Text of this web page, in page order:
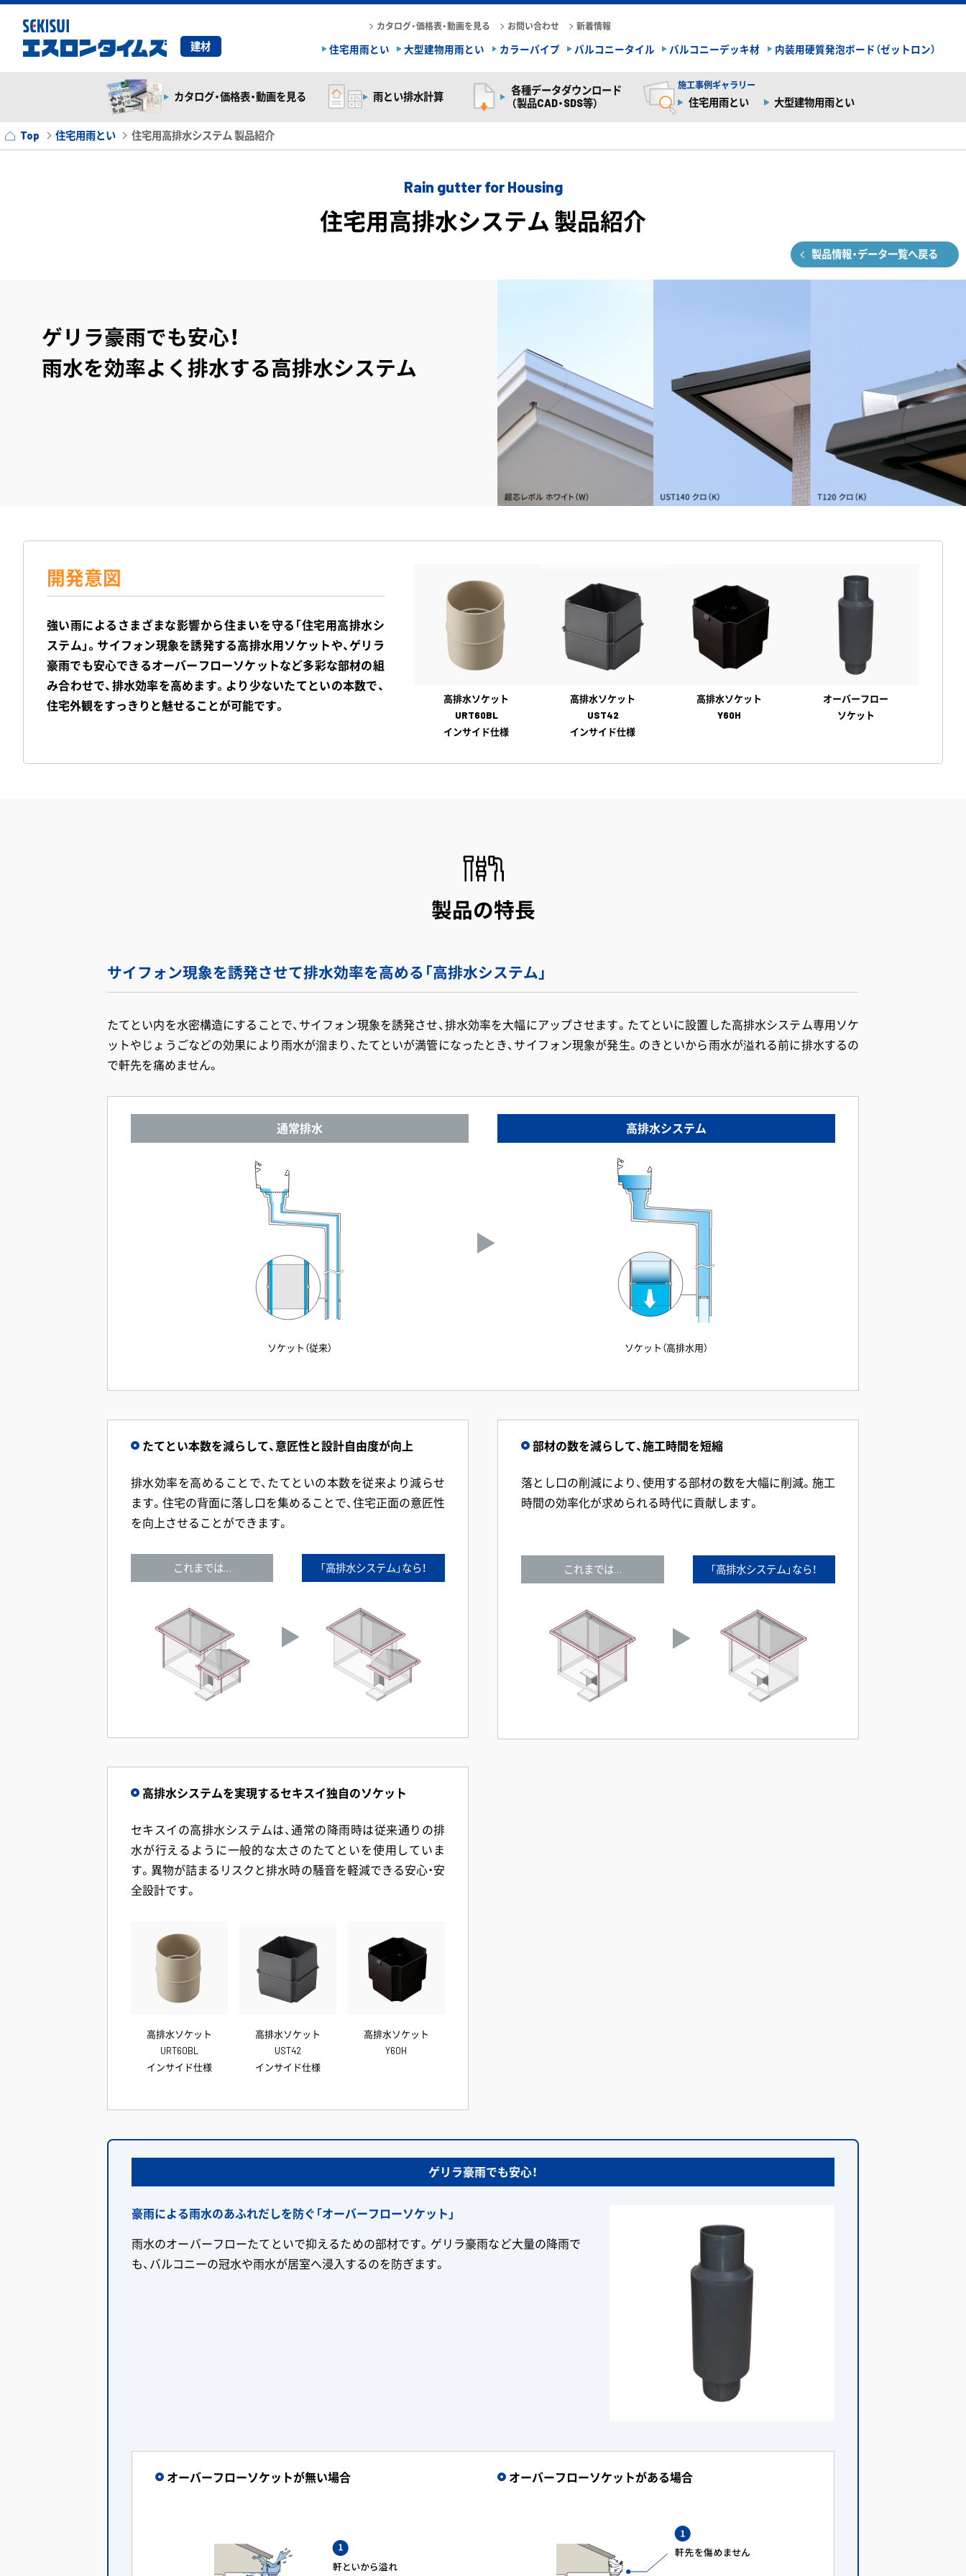
建材
カタログ・価格表・動画を見る お問い合わせ 新着情報
住宅用雨とい 大型建物用雨とい カラーパイプ バルコニータイル バルコニーデッキ材 内装用硬質発泡ボード（ゼットロン）
カタログ・価格表・動画を見る 雨とい排水計算
各種データダウンロード
（製品CAD・SDS等）
施工事例ギャラリー
住宅用雨とい 大型建物用雨とい
Top 住宅用雨とい 住宅用高排水システム 製品紹介
Rain gutter for Housing
住宅用高排水システム 製品紹介
製品情報・データ一覧へ戻る
ゲリラ豪雨でも安心！
雨水を効率よく排水する高排水システム
開発意図
強い雨によるさまざまな影響から住まいを守る「住宅用高排水シ
ステム」。サイフォン現象を誘発する高排水用ソケットや、ゲリラ
豪雨でも安心できるオーバーフローソケットなど多彩な部材の組
み合わせで、排水効率を高めます。より少ないたてといの本数で、
住宅外観をすっきりと魅せることが可能です。
高排水ソケット
URT60BL
インサイド仕様
高排水ソケット
UST42
インサイド仕様
高排水ソケット
Y60H
オーバーフロー
ソケット
製品の特長
サイフォン現象を誘発させて排水効率を高める「高排水システム」
たてとい内を水密構造にすることで、サイフォン現象を誘発させ、排水効率を大幅にアップさせます。たてといに設置した高排水システム専用ソケ
ットやじょうごなどの効果により雨水が溜まり、たてといが満管になったとき、サイフォン現象が発生。のきといから雨水が溢れる前に排水するの
で軒先を痛めません。
通常排水
ソケット（従来）
高排水システム
ソケット（高排水用）
たてとい本数を減らして、意匠性と設計自由度が向上
排水効率を高めることで、たてといの本数を従来より減らせ
ます。住宅の背面に落し口を集めることで、住宅正面の意匠性
を向上させることができます。
これまでは… 「高排水システム」なら！
高排水システムを実現するセキスイ独自のソケット
セキスイの高排水システムは、通常の降雨時は従来通りの排
水が行えるように一般的な太さのたてといを使用していま
す。異物が詰まるリスクと排水時の騒音を軽減できる安心・安
全設計です。
高排水ソケット
URT60BL
インサイド仕様
高排水ソケット
UST42
インサイド仕様
高排水ソケット
Y60H
部材の数を減らして、施工時間を短縮
落とし口の削減により、使用する部材の数を大幅に削減。施工
時間の効率化が求められる時代に貢献します。
これまでは… 「高排水システム」なら！
ゲリラ豪雨でも安心！
豪雨による雨水のあふれだしを防ぐ「オーバーフローソケット」
雨水のオーバーフローたてといで抑えるための部材です。ゲリラ豪雨など大量の降雨で
も、バルコニーの冠水や雨水が居室へ浸入するのを防ぎます。
オーバーフローソケットが無い場合 オーバーフローソケットがある場合